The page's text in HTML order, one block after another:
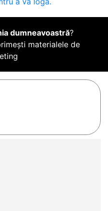
dumneavoastră?
materialele de